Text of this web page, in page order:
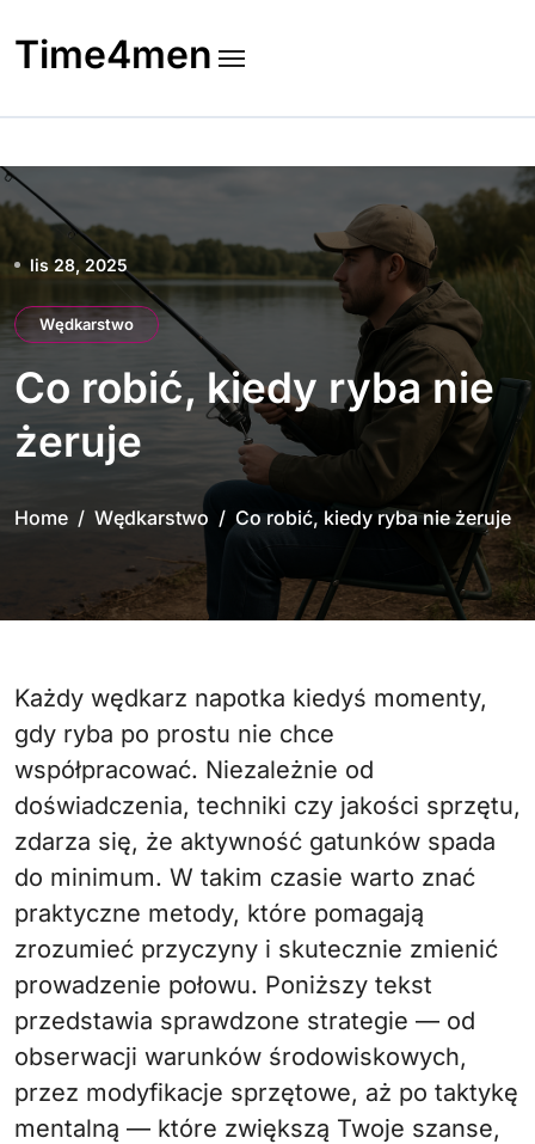
to
content
Time4men
lis 28, 2025
Wędkarstwo
Co robić, kiedy ryba nie
żeruje
Home Wędkarstwo Co robić, kiedy ryba nie żeruje
Każdy wędkarz napotka kiedyś momenty,
gdy ryba po prostu nie chce
współpracować. Niezależnie od
doświadczenia, techniki czy jakości sprzętu,
zdarza się, że aktywność gatunków spada
do minimum. W takim czasie warto znać
praktyczne metody, które pomagają
zrozumieć przyczyny i skutecznie zmienić
prowadzenie połowu. Poniższy tekst
przedstawia sprawdzone strategie — od
obserwacji warunków środowiskowych,
przez modyfikacje sprzętowe, aż po taktykę
mentalną — które zwiększą Twoje szanse,